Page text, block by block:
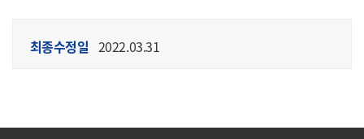
최종수정일 2022.03.31